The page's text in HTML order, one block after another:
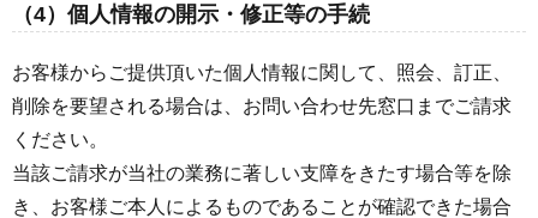
（4）個人情報の開示・修正等の手続
お客様からご提供頂いた個人情報に関して、照会、訂正、
削除を要望される場合は、お問い合わせ先窓口までご請求
ください。
当該ご請求が当社の業務に著しい支障をきたす場合等を除
き、お客様ご本人によるものであることが確認できた場合